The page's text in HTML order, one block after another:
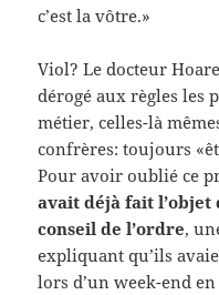
c’est la vôtre.»
Viol? Le docteur
dérogé aux règles les
métier, celles-là
confrères: toujours
Pour avoir oublié ce
avait déjà fait l’objet
conseil de l’ordre,
expliquant qu’ils
lors d’un week-end